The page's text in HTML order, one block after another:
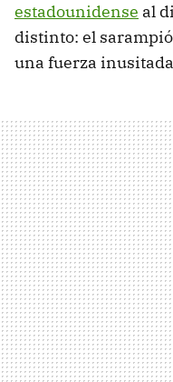
estadounidense al
distinto: el
una fuerza